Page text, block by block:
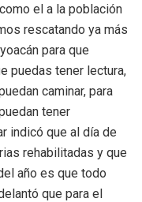
el a la población
rescatando ya más
para que
puedas tener lectura,
caminar, para
tener
indicó que al día de
rehabilitadas y que
año es que todo
que para el